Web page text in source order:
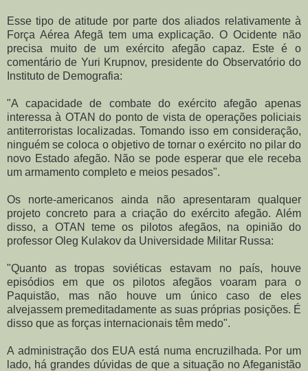
Esse tipo de atitude por parte dos aliados relativamente à
Força Aérea Afegã tem uma explicação. O Ocidente não
precisa muito de um exército afegão capaz. Este é o
comentário de Yuri Krupnov, presidente do Observatório do
Instituto de Demografia:
"A capacidade de combate do exército afegão apenas
interessa à OTAN do ponto de vista de operações policiais
antiterroristas localizadas. Tomando isso em consideração,
ninguém se coloca o objetivo de tornar o exército no pilar do
novo Estado afegão. Não se pode esperar que ele receba
um armamento completo e meios pesados".
Os norte-americanos ainda não apresentaram qualquer
projeto concreto para a criação do exército afegão. Além
disso, a OTAN teme os pilotos afegãos, na opinião do
professor Oleg Kulakov da Universidade Militar Russa:
"Quanto as tropas soviéticas estavam no país, houve
episódios em que os pilotos afegãos voaram para o
Paquistão, mas não houve um único caso de eles
alvejassem premeditadamente as suas próprias posições. É
disso que as forças internacionais têm medo".
A administração dos EUA está numa encruzilhada. Por um
lado, há grandes dúvidas de que a situação no Afeganistão